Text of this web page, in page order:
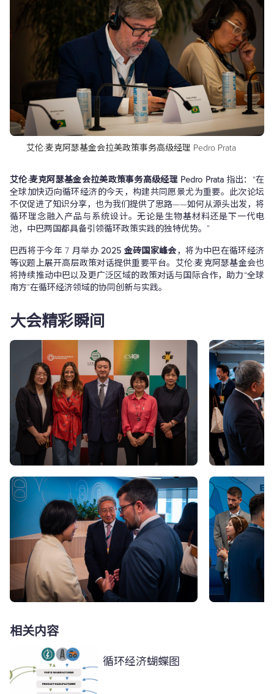
艾伦·麦克阿瑟基金会拉美政策事务高级经理 Pedro Prata
艾伦·麦克阿瑟基金会拉美政策事务高级经理 Pedro Prata 指出：“在
全球加快迈向循环经济的今天，构建共同愿景尤为重要。此次论坛
不仅促进了知识分享，也为我们提供了思路——如何从源头出发，将
循环理念融入产品与系统设计。无论是生物基材料还是下一代电
池，中巴两国都具备引领循环政策实践的独特优势。”
巴西将于今年 7 月举办2025 金砖国家峰会，将为中巴在循环经济
等议题上展开高层政策对话提供重要平台。艾伦·麦克阿瑟基金会也
将持续推动中巴以及更广泛区域的政策对话与国际合作，助力“全球
南方”在循环经济领域的协同创新与实践。
大会精彩瞬间
相关内容
循环经济蝴蝶图